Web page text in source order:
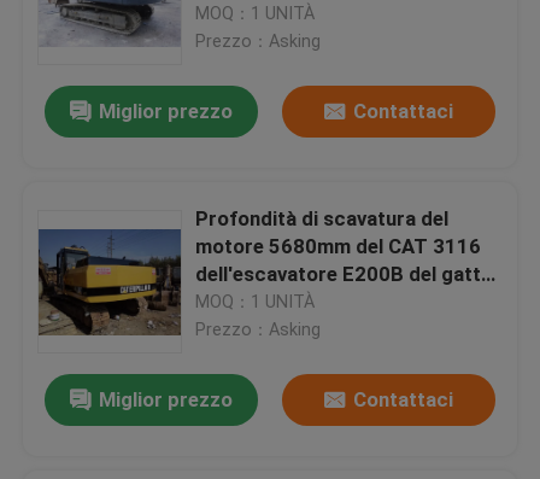
seconda mano di EC210BLC
MOQ：1 UNITÀ
Prezzo：Asking
Miglior prezzo Contattaci
Profondità di scavatura del
motore 5680mm del CAT 3116
dell'escavatore E200B del gatto
usata pompa originale
MOQ：1 UNITÀ
Prezzo：Asking
Miglior prezzo Contattaci